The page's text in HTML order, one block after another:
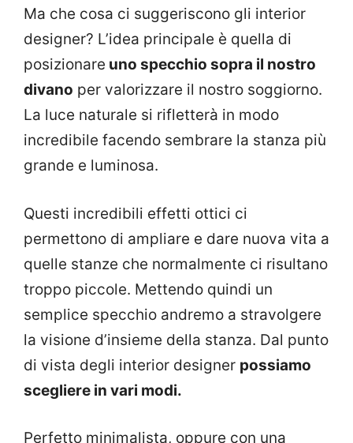
Ma che cosa ci suggeriscono gli interior
designer? L’idea principale è quella di
posizionare uno specchio sopra il nostro
divano per valorizzare il nostro soggiorno.
La luce naturale si rifletterà in modo
incredibile facendo sembrare la stanza più
grande e luminosa.
Questi incredibili effetti ottici ci
permettono di ampliare e dare nuova vita a
quelle stanze che normalmente ci risultano
troppo piccole. Mettendo quindi un
semplice specchio andremo a stravolgere
la visione d’insieme della stanza. Dal punto
di vista degli interior designer possiamo
scegliere in vari modi.
Perfetto minimalista, oppure con una